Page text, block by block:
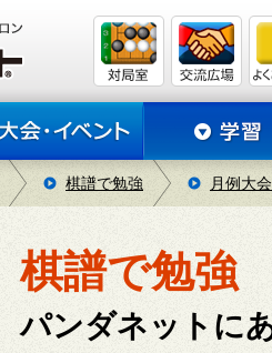
棋譜で勉強 月例大
棋譜で勉強
パンダネットに